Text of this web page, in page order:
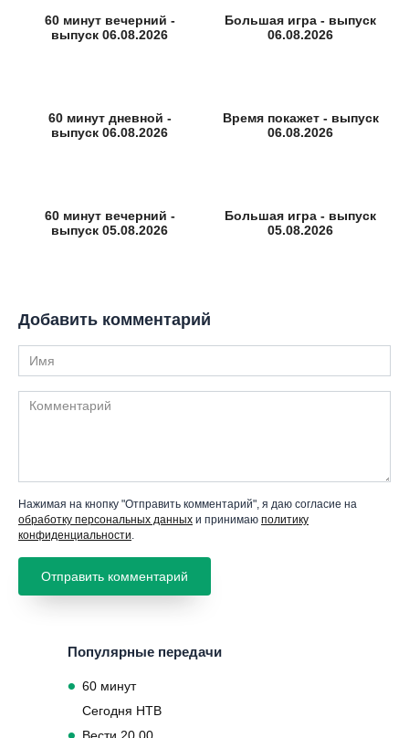
60 минут вечерний -
выпуск 06.08.2026
Большая игра - выпуск
06.08.2026
60 минут дневной -
выпуск 06.08.2026
Время покажет - выпуск
06.08.2026
60 минут вечерний -
выпуск 05.08.2026
Большая игра - выпуск
05.08.2026
Добавить комментарий
Имя
Комментарий
Нажимая на кнопку "Отправить комментарий", я даю согласие на
обработку персональных данных и принимаю политику
конфиденциальности.
Популярные передачи
60 минут
Сегодня НТВ
Вести 20 00